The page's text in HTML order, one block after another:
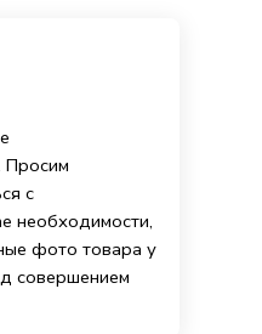
Просим
с
необходимости,
фото товара у
совершением